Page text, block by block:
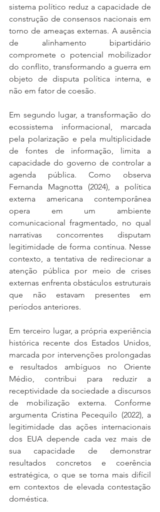
sistema político reduz a capacidade de
construção de consensos nacionais em
torno de ameaças externas. A ausência
de alinhamento bipartidário
compromete o potencial mobilizador
do conflito, transformando a guerra em
objeto de disputa política interna, e
não em fator de coesão.
Em segundo lugar, a transformação do
ecossistema informacional, marcada
pela polarização e pela multiplicidade
de fontes de informação, limita a
capacidade do governo de controlar a
agenda pública. Como observa
Fernanda Magnotta (2024), a política
externa americana contemporânea
opera em um ambiente
comunicacional fragmentado, no qual
narrativas concorrentes disputam
legitimidade de forma contínua. Nesse
contexto, a tentativa de redirecionar a
atenção pública por meio de crises
externas enfrenta obstáculos estruturais
que não estavam presentes em
períodos anteriores.
Em terceiro lugar, a própria experiência
histórica recente dos Estados Unidos,
marcada por intervenções prolongadas
e resultados ambíguos no Oriente
Médio, contribui para reduzir a
receptividade da sociedade a discursos
de mobilização externa. Conforme
argumenta Cristina Pecequilo (2022), a
legitimidade das ações internacionais
dos EUA depende cada vez mais de
sua capacidade de demonstrar
resultados concretos e coerência
estratégica, o que se torna mais difícil
em contextos de elevada contestação
doméstica.